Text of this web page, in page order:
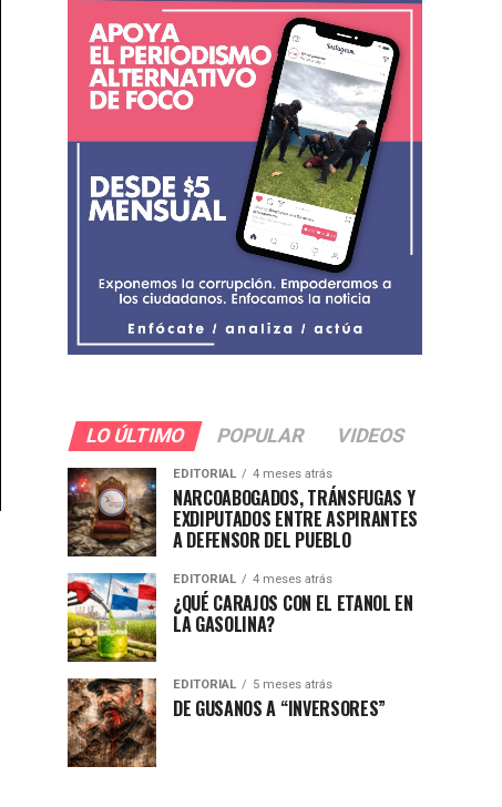
LO ÚLTIMO POPULAR VIDEOS
EDITORIAL 4 meses atrás
NARCOABOGADOS, TRÁNSFUGAS Y
EXDIPUTADOS ENTRE ASPIRANTES
A DEFENSOR DEL PUEBLO
EDITORIAL 4 meses atrás
¿QUÉ CARAJOS CON EL ETANOL EN
LA GASOLINA?
EDITORIAL 5 meses atrás
DE GUSANOS A “INVERSORES”